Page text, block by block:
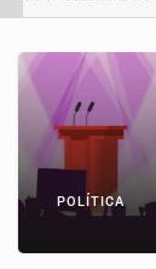
POLÍTICA